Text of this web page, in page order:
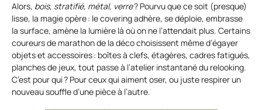
Alors, bois, stratifié, métal, verre? Pourvu que ce soit (presque)
lisse, la magie opère : le covering adhère, se déploie, embrasse
la surface, amène la lumière là où on ne l’attendait plus. Certains
coureurs de marathon de la déco choisissent même d’égayer
objets et accessoires : boîtes à clefs, étagères, cadres fatigués,
planches de jeux, tout passe à l’atelier instantané du relooking.
C’est pour qui ? Pour ceux qui aiment oser, ou juste respirer un
nouveau souffle d’une pièce à l’autre.